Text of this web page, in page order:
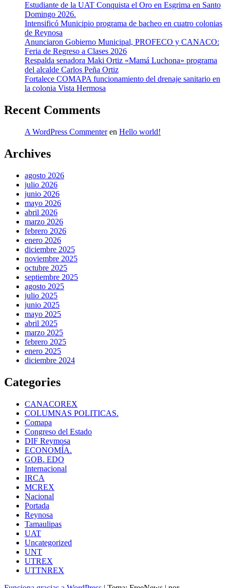
Estudiante de la UAT Conquista el Oro en Esgrima en Santo
Domingo 2026.
Intensificó Municipio programa de bacheo en cuatro colonias
de Reynosa
Anunciaron Gobierno Municipal, PROFECO y CANACO:
Feria de Regreso a Clases 2026
Respalda senadora Maki Ortiz «Mamá Luchona» programa
del alcalde Carlos Peña Ortiz
Fortalece COMAPA funcionamiento del drenaje sanitario en
la colonia Vista Hermosa
Recent Comments
A WordPress Commenteren Hello world!
Archives
agosto 2026
julio 2026
junio 2026
mayo 2026
abril 2026
marzo 2026
febrero 2026
enero 2026
diciembre 2025
noviembre 2025
octubre 2025
septiembre 2025
agosto 2025
julio 2025
junio 2025
mayo 2025
abril 2025
marzo 2025
febrero 2025
enero 2025
diciembre 2024
Categories
CANACOREX
COLUMNAS POLITICAS.
Comapa
Congreso del Estado
DIF Reymosa
ECONOMÍA.
GOB. EDO
Internacional
IRCA
MCREX
Nacional
Portada
Reynosa
Tamaulipas
UAT
Uncategorized
UNT
UTREX
UTTNREX